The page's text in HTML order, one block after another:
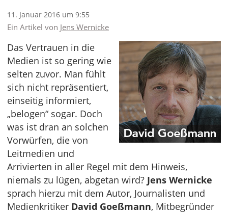
11. Januar 2016 um 9:55
Ein Artikel von Jens Wernicke
Das Vertrauen in die
Medien ist so gering wie
selten zuvor. Man fühlt
sich nicht repräsentiert,
einseitig informiert,
„belogen“ sogar. Doch
was ist dran an solchen
Vorwürfen, die von
Leitmedien und
Arrivierten in aller Regel mit dem Hinweis,
niemals zu lügen, abgetan wird? Jens Wernicke
sprach hierzu mit dem Autor, Journalisten und
Medienkritiker David Goeßmann, Mitbegründer